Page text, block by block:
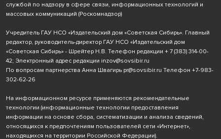
службой по надзору в сфере связи, информационных технологий и
массовых коммуникаций (Роскомнадзор)
Учредитель ГАУ НСО «Издательский дом «Советская Сибирь». Главный
редактор, руководитель-директор ГАУ НСО «Издательский дом
«Советская Сибирь» - Шрейтер Н.В. Телефон редакции + 7 (383) 314-00-
42; Электронный адрес редакции inzov@sovsibir.ru
По вопросам партнерства Анна Швагирь pr@sovsibir.ru Телефон +7-983-
302-62-26
На информационном ресурсе применяются рекомендательные
технологии (информационные технологии предоставления
информации на основе сбора, систематизации и анализа сведений,
относящихся к предпочтениям пользователей сети «Интернет»,
находящихся на территории Российской Федерации).